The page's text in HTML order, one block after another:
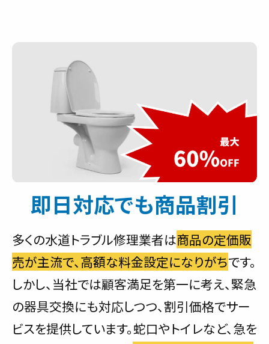
即日対応でも商品割引
多くの水道トラブル修理業者は商品の定価販
売が主流で、高額な料金設定になりがちです。
しかし、当社では顧客満足を第一に考え、緊急
の器具交換にも対応しつつ、割引価格でサー
ビスを提供しています。蛇口やトイレなど、急を